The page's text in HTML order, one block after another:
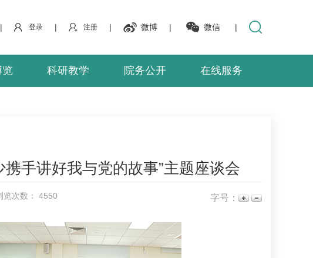
| 登录 | 注册 | 微博 | 微信 |
览 科研教学 院务公开 在线服务
携手讲好我与党的故事”主题座谈会
览次数： 4550 字号：